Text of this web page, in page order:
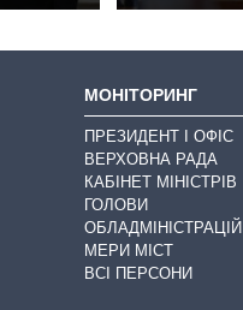
МОНІТОРИНГ
ПРЕЗИДЕНТ І ОФІС
ВЕРХОВНА РАДА
КАБІНЕТ МІНІСТРІВ
ГОЛОВИ
ОБЛАДМІНІСТРАЦІЙ
МЕРИ МІСТ
ВСІ ПЕРСОНИ